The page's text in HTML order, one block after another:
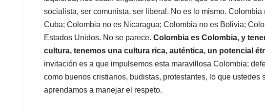
socialista, ser comunista, ser liberal. No es lo mismo.
Cuba; Colombia no es Nicaragua; Colombia no es Bolivia;
Estados Unidos. No se parece. Colombia es Colombia, y
cultura, tenemos una cultura rica, auténtica, un potencial
invitación es a que impulsemos esta maravillosa Colombia;
como buenos cristianos, budistas, protestantes, lo que ustedes
aprendamos a manejar el respeto.